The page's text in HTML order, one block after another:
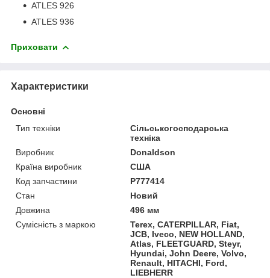
ATLES 926
ATLES 936
Приховати
Характеристики
Основні
Тип техніки
Сільськогосподарська
техніка
Виробник
Donaldson
Країна виробник
США
Код запчастини
P777414
Стан
Новий
Довжина
496 мм
Сумісність з маркою
Terex, CATERPILLAR, Fiat,
JCB, Iveco, NEW HOLLAND,
Atlas, FLEETGUARD, Steyr,
Hyundai, John Deere, Volvo,
Renault, HITACHI, Ford,
LIEBHERR